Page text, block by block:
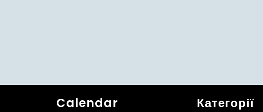
Calendar Категорії